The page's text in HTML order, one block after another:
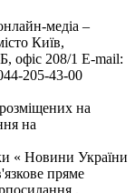
медіа –
Київ,
208/1 E-mail:
205-43-00
на
на
« Новини України
пряме
.